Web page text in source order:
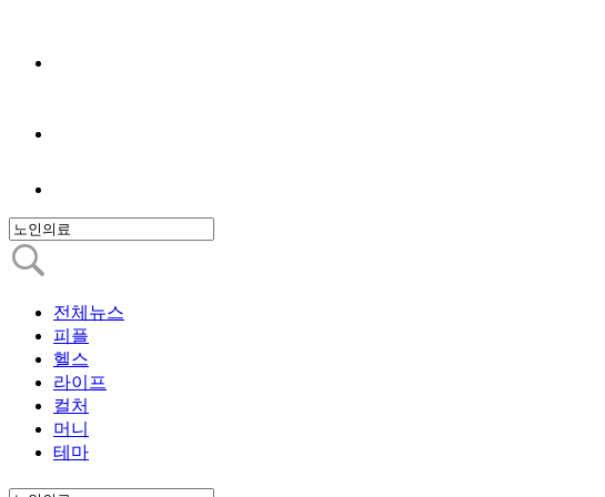
전체뉴스
피플
헬스
라이프
컬처
머니
테마